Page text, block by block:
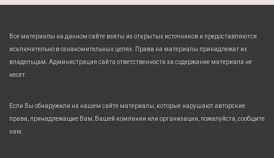
Все материалы на данном сайте взяты из открытых источников и предоставляются
исключительно в ознакомительных целях. Права на материалы принадлежат их
владельцам. Администрация сайта ответственности за содержание материала не
несет.
Если Вы обнаружили на нашем сайте материалы, которые нарушают авторские
права, принадлежащие Вам, Вашей компании или организации, пожалуйста, сообщите
нам.